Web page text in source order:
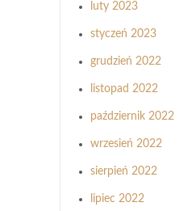
luty 2023
styczeń 2023
grudzień 2022
listopad 2022
październik 2022
wrzesień 2022
sierpień 2022
lipiec 2022